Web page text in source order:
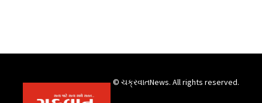
© ચક્રવાતNews. All rights reserved.